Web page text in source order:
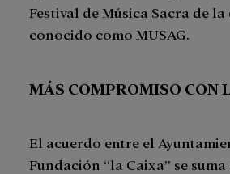
Festival de Música Sacra de la
conocido como MUSAG.
MÁS COMPROMISO CON
El acuerdo entre el
Fundación “la Caixa” se